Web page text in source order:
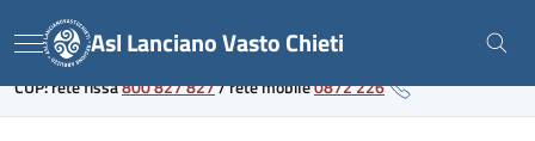
to
content
Link al portale sanitario regionale
Menu Asl Lanciano Vasto Chieti
CUP: rete fissa800 827 827/rete mobile0872 226